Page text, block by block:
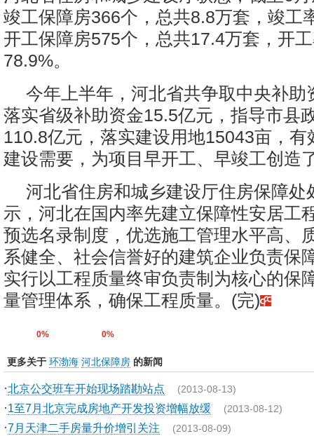
竣工保障房366个，总共8.8万套，竣工
开工保障房575个，总共17.4万套，开
78.9%。
今年上半年，河北省共争取中央补助
落实省级补助资金15.5亿元，指导市县
110.8亿元，落实建设用地15043亩，有
建设需要，为项目早开工、早竣工创造
河北省住房和城乡建设厅住房保障处
示，河北在国内率先建立保障性安居工
预选名录制度，优选施工管理水平高、
系健全、社会信誉好的建筑企业负责保
实行以工程质量终审负责制为核心的保
量管理体系，确保工程质量。(完)
0% 0%
更多关于 环渤海 河北保障房 的新闻
·北京公交班车开始现场踏勘站点 (2013-08-13)
·1至7月北京完成房地产开发投资增幅放缓 (2013-08-12)
·7月天津二手房量升价增引关注 (2013-08-09)